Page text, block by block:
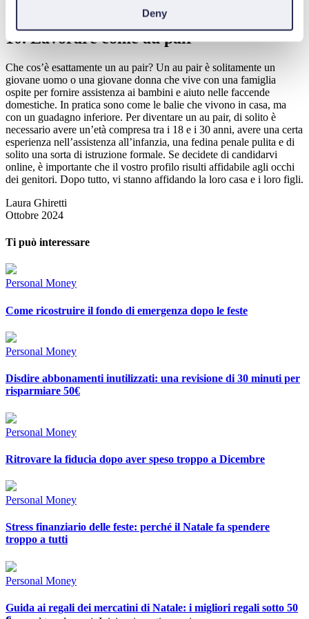
Deny
10. Lavorare come au pair
Che cos’è esattamente un au pair? Un au pair è solitamente un
giovane uomo o una giovane donna che vive con una famiglia
ospite per fornire assistenza ai bambini e aiuto nelle faccende
domestiche. In pratica sono come le balie che vivono in casa, ma
con un guadagno inferiore. Per diventare un au pair, di solito è
necessario avere un’età compresa tra i 18 e i 30 anni, avere una certa
esperienza nell’assistenza all’infanzia, una fedina penale pulita e di
solito una sorta di istruzione formale. Se decidete di candidarvi
online, è importante che il vostro profilo risulti affidabile agli occhi
dei genitori. Dopo tutto, vi stanno affidando la loro casa e i loro figli.
Laura Ghiretti
Ottobre 2024
Ti può interessare
Personal Money
Come ricostruire il fondo di emergenza dopo le feste
Personal Money
Disdire abbonamenti inutilizzati: una revisione di 30 minuti per
risparmiare 50€
Personal Money
Ritrovare la fiducia dopo aver speso troppo a Dicembre
Personal Money
Stress finanziario delle feste: perché il Natale fa spendere
troppo a tutti
Personal Money
Guida ai regali dei mercatini di Natale: i migliori regali sotto 50